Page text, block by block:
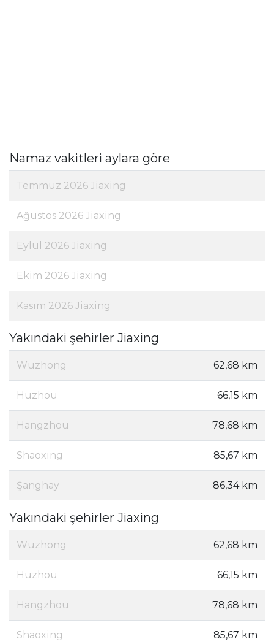
Namaz vakitleri aylara göre
Temmuz 2026 Jiaxing
Ağustos 2026 Jiaxing
Eylül 2026 Jiaxing
Ekim 2026 Jiaxing
Kasım 2026 Jiaxing
Yakındaki şehirler Jiaxing
Wuzhong 62,68 km
Huzhou 66,15 km
Hangzhou 78,68 km
Shaoxing 85,67 km
Şanghay 86,34 km
Yakındaki şehirler Jiaxing
Wuzhong 62,68 km
Huzhou 66,15 km
Hangzhou 78,68 km
Shaoxing 85,67 km